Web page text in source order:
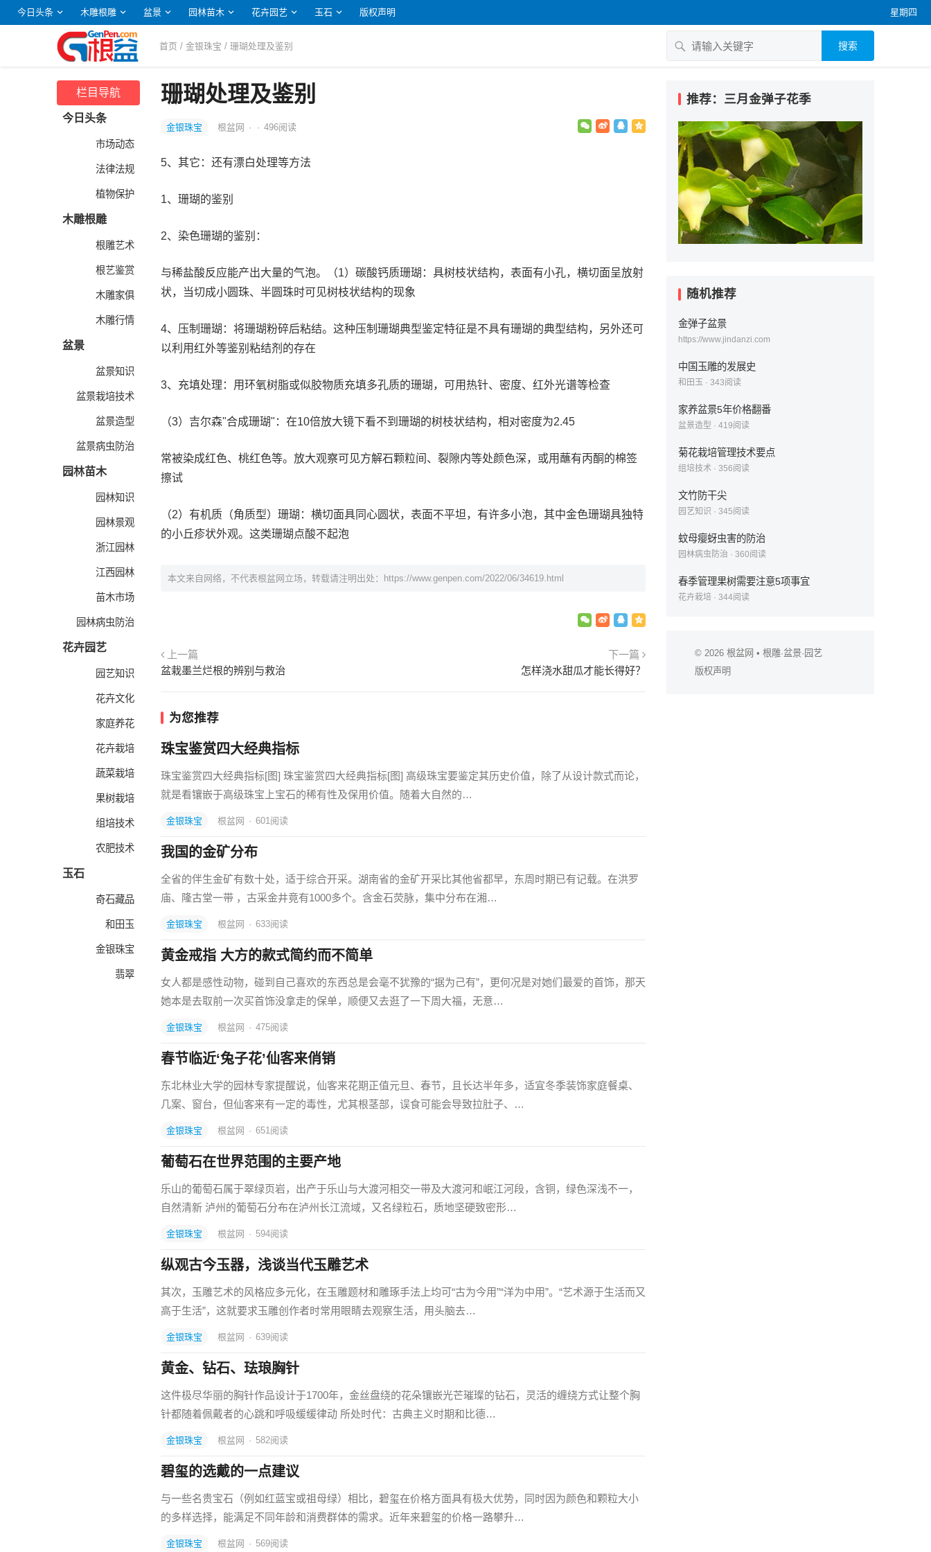
今日头条 木雕根雕 盆景 园林苗木 花卉园艺 玉石 版权声明 星期四
首页 /金银珠宝 / 珊瑚处理及鉴别 搜索
栏目导航
今日头条
市场动态
法律法规
植物保护
木雕根雕
根雕艺术
根艺鉴赏
木雕家俱
木雕行情
盆景
盆景知识
盆景栽培技术
盆景造型
盆景病虫防治
园林苗木
园林知识
园林景观
浙江园林
江西园林
苗木市场
园林病虫防治
花卉园艺
园艺知识
花卉文化
家庭养花
花卉栽培
蔬菜栽培
果树栽培
组培技术
农肥技术
玉石
奇石藏品
和田玉
金银珠宝
翡翠
珊瑚处理及鉴别
金银珠宝 根盆网 · · 496阅读
5、其它：还有漂白处理等方法
1、珊瑚的鉴别
2、染色珊瑚的鉴别：
与稀盐酸反应能产出大量的气泡。（1）碳酸钙质珊瑚：具树枝状结构，表面有小孔，横切面呈放射
状，当切成小圆珠、半圆珠时可见树枝状结构的现象
4、压制珊瑚：将珊瑚粉碎后粘结。这种压制珊瑚典型鉴定特征是不具有珊瑚的典型结构，另外还可
以利用红外等鉴别粘结剂的存在
3、充填处理：用环氧树脂或似胶物质充填多孔质的珊瑚，可用热针、密度、红外光谱等检查
（3）吉尔森"合成珊瑚"：在10倍放大镜下看不到珊瑚的树枝状结构，相对密度为2.45
常被染成红色、桃红色等。放大观察可见方解石颗粒间、裂隙内等处颜色深，或用蘸有丙酮的棉签
擦试
（2）有机质（角质型）珊瑚：横切面具同心圆状，表面不平坦，有许多小泡，其中金色珊瑚具独特
的小丘疹状外观。这类珊瑚点酸不起泡
本文来自网络，不代表根盆网立场，转载请注明出处： https://www.genpen.com/2022/06/34619.html
上一篇
盆栽墨兰烂根的辨别与救治
下一篇
怎样浇水甜瓜才能长得好？
为您推荐
珠宝鉴赏四大经典指标
珠宝鉴赏四大经典指标[图] 珠宝鉴赏四大经典指标[图] 高级珠宝要鉴定其历史价值，除了从设计款式而论，
就是看镶嵌于高级珠宝上宝石的稀有性及保用价值。随着大自然的…
金银珠宝 根盆网 · 601阅读
我国的金矿分布
全省的伴生金矿有数十处，适于综合开采。湖南省的金矿开采比其他省都早，东周时期已有记载。在洪罗
庙、隆古堂一带 ，古采金井竟有1000多个。含金石荧脉，集中分布在湘…
金银珠宝 根盆网 · 633阅读
黄金戒指 大方的款式简约而不简单
女人都是感性动物，碰到自己喜欢的东西总是会毫不犹豫的“据为己有”，更何况是对她们最爱的首饰，那天
她本是去取前一次买首饰没拿走的保单，顺便又去逛了一下周大福，无意…
金银珠宝 根盆网 · 475阅读
春节临近‘兔子花’仙客来俏销
东北林业大学的园林专家提醒说，仙客来花期正值元旦、春节，且长达半年多，适宜冬季装饰家庭餐桌、
几案、窗台，但仙客来有一定的毒性，尤其根茎部，误食可能会导致拉肚子、…
金银珠宝 根盆网 · 651阅读
葡萄石在世界范围的主要产地
乐山的葡萄石属于翠绿页岩，出产于乐山与大渡河相交一带及大渡河和岷江河段，含铜，绿色深浅不一，
自然清新 泸州的葡萄石分布在泸州长江流域，又名绿粒石，质地坚硬致密形…
金银珠宝 根盆网 · 594阅读
纵观古今玉器，浅谈当代玉雕艺术
其次，玉雕艺术的风格应多元化，在玉雕题材和雕琢手法上均可“古为今用”“洋为中用”。“艺术源于生活而又
高于生活”，这就要求玉雕创作者时常用眼睛去观察生活，用头脑去…
金银珠宝 根盆网 · 639阅读
黄金、钻石、珐琅胸针
这件极尽华丽的胸针作品设计于1700年，金丝盘绕的花朵镶嵌光芒璀璨的钻石，灵活的缠绕方式让整个胸
针都随着佩戴者的心跳和呼吸缓缓律动 所处时代：古典主义时期和比德…
金银珠宝 根盆网 · 582阅读
碧玺的选戴的一点建议
与一些名贵宝石（例如红蓝宝或祖母绿）相比，碧玺在价格方面具有极大优势，同时因为颜色和颗粒大小
的多样选择，能满足不同年龄和消费群体的需求。近年来碧玺的价格一路攀升…
金银珠宝 根盆网 · 569阅读
推荐：三月金弹子花季
随机推荐
金弹子盆景
https://www.jindanzi.com
中国玉雕的发展史
和田玉 · 343阅读
家养盆景5年价格翻番
盆景造型 · 419阅读
菊花栽培管理技术要点
组培技术 · 356阅读
文竹防干尖
园艺知识 · 345阅读
蚊母瘿蚜虫害的防治
园林病虫防治 · 360阅读
春季管理果树需要注意5项事宜
花卉栽培 · 344阅读
© 2026 根盆网 • 根雕·盆景·园艺
版权声明